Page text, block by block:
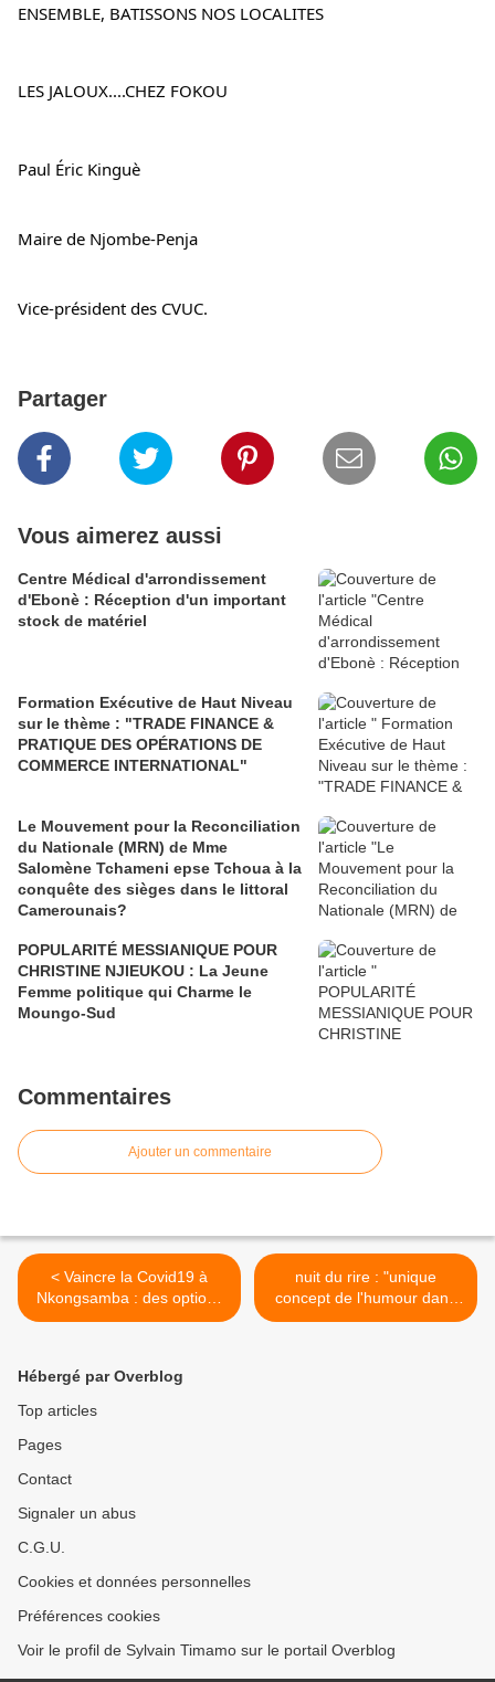
ENSEMBLE, BATISSONS NOS LOCALITES
LES JALOUX....CHEZ FOKOU
Paul Éric Kinguè
Maire de Njombe-Penja
Vice-président des CVUC.
Partager
Vous aimerez aussi
Centre Médical d'arrondissement
d'Ebonè : Réception d'un important
stock de matériel
Formation Exécutive de Haut Niveau
sur le thème : "TRADE FINANCE &
PRATIQUE DES OPÉRATIONS DE
COMMERCE INTERNATIONAL"
Le Mouvement pour la Reconciliation
du Nationale (MRN) de Mme
Salomène Tchameni epse Tchoua à la
conquête des sièges dans le littoral
Camerounais?
POPULARITÉ MESSIANIQUE POUR
CHRISTINE NJIEUKOU : La Jeune
Femme politique qui Charme le
Moungo-Sud
Commentaires
Ajouter un commentaire
< Vaincre la Covid19 à
Nkongsamba : des options
qui comme en temps de
détermination à prendre le
nuit du rire : "unique
concept de l'humour dans
le moungo" >
Hébergé par Overblog
Top articles
Pages
Contact
Signaler un abus
C.G.U.
Cookies et données personnelles
Préférences cookies
Voir le profil de Sylvain Timamo sur le portail Overblog